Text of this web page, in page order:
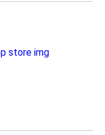
bagażu.
ale jeśli chcesz
klasyczne,